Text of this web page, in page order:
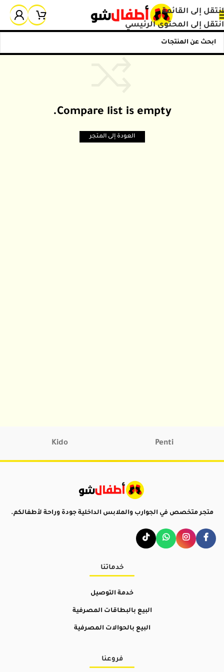
انتقل إلى القائمة
انتقل إلى المحتوى الرئيسي
Compare list is empty.
العودة إلى المتجر
Penti
Kido
متجر متخصص في الجوارب والملابس الداخلية جودة وراحة لأطفالكم.
خدماتنا
خدمة التوصيل
البيع بالبطاقات المصرفية
البيع بالحوالات المصرفية
فروعنا